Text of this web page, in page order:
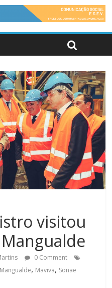
visitou
0 Comment
Mangualde, Maviva, Sonae